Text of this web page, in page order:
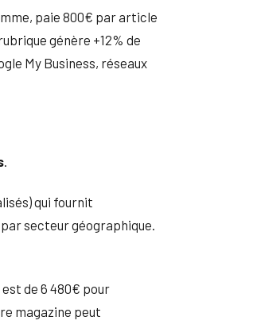
paie 800€ par article
génère +12% de
My Business, réseaux
.
qui fournit
secteur géographique.
de 6 480€ pour
magazine peut